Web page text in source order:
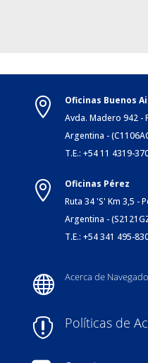

Oficinas Buenos
Avda. Madero 942 -
Argentina -
T.E.: +54 11 4319-

Oficinas Pérez
Ruta 34 'S' Km 3,5 -
Argentina -
T.E.: +54 341 495-
 Acerca de
 Políticas de